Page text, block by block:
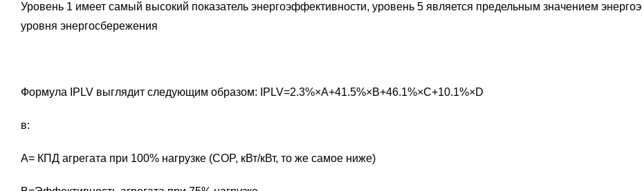
Уровень 1 имеет самый высокий показатель энергоэффективности, уровень 5 является предельным значением
уровня энергосбережения
Формула IPLV выглядит следующим образом: IPLV=2.3%×A+41.5%×B+46.1%×C+10.1%×D
в:
A= КПД агрегата при 100% нагрузке (COP, кВт/кВт, то же самое ниже)